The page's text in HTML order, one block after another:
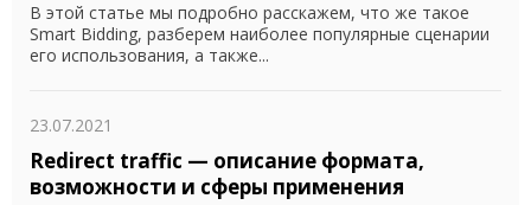
В этой статье мы подробно расскажем, что же такое
Smart Bidding, разберем наиболее популярные сценарии
его использования, а также...
23.07.2021
Redirect traffic — описание формата,
возможности и сферы применения